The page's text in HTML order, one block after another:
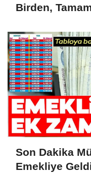
Birden,
Son Dakika
Emekliye